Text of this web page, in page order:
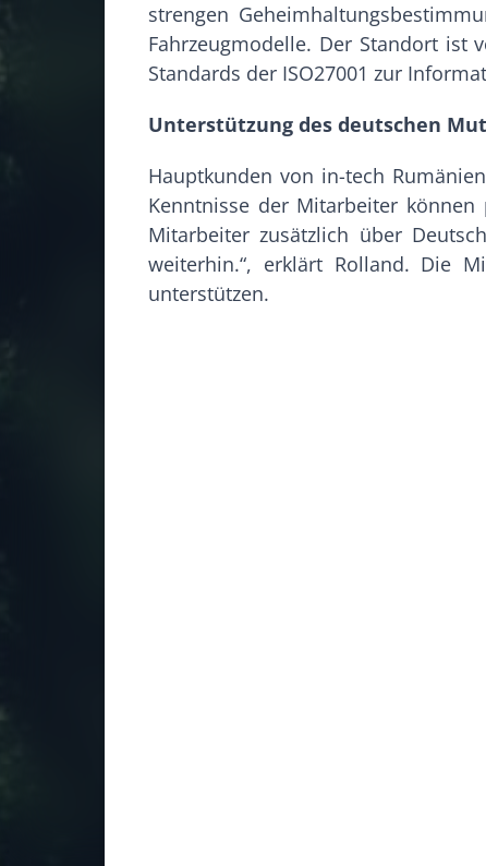
strengen
Fahrzeugmodelle. Der Standort ist
Standards der ISO27001 zur
Unterstützung des deutschen
Hauptkunden von in-tech
Kenntnisse der Mitarbeiter
Mitarbeiter zusätzlich über
weiterhin.“, erklärt Rolland. Die
unterstützen.